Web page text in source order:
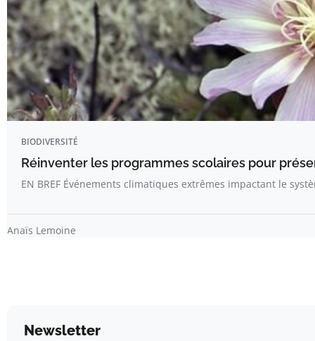
BIODIVERSITÉ
Réinventer les programmes scolaires pour
EN BREF Événements climatiques extrêmes impactant le
Anaïs Lemoine
Newsletter